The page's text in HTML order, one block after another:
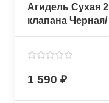
Агидель Сухая 2
клапана Черная/
Черная
1 590